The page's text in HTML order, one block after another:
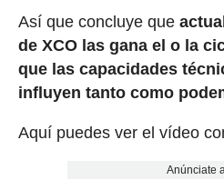
Así que concluye que
de XCO las gana el o la
que las capacidades
influyen tanto como
Aquí puedes ver el vídeo
Anúnciate